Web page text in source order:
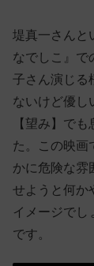
堤真一さんと
なでしこ』で
子さん演じる
ないけど優し
【望み】で
た。この映画
かに危険な雰
せようと何か
イメージでし
です。